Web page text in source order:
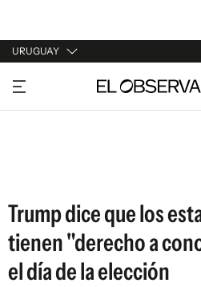
URUGUAY
URUGUAY
ARGENTINA
Trump dice que los
tienen "derecho a
el día de la elección